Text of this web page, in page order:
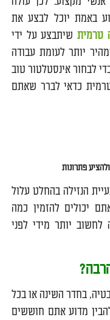
באמת יוכל לבצע את
טרמיתשיתבצע על ידי
יותר לעומת עבודה
לבחור אינסטלטור טוב
כדאי לברר שאתם
פתרונות
הנזילה בהחלט עלול
יכולים להזמין כמה
יותר מידי לפני
בחדר השינה או בכל
מדוע אתם חוששים